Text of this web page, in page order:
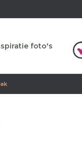
foto's